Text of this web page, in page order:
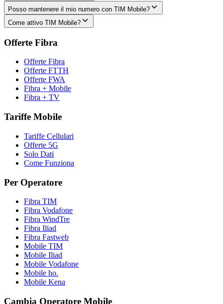
Posso mantenere il mio numero con TIM Mobile?
Come attivo TIM Mobile?
Offerte Fibra
Offerte Fibra
Offerte FTTH
Offerte FWA
Fibra + Mobile
Fibra + TV
Tariffe Mobile
Tariffe Cellulari
Offerte 5G
Solo Dati
Come Funziona
Per Operatore
Fibra TIM
Fibra Vodafone
Fibra WindTre
Fibra Iliad
Fibra Fastweb
Mobile TIM
Mobile Iliad
Mobile Vodafone
Mobile ho.
Mobile Kena
Cambia Operatore Mobile